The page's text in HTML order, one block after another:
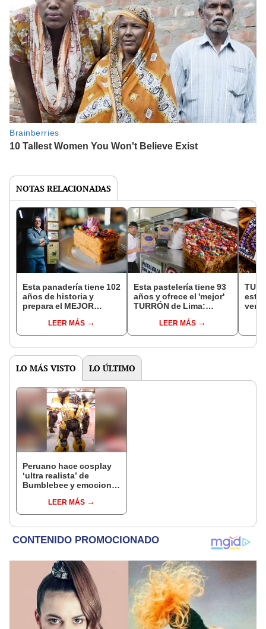
NOTAS RELACIONADAS
Esta panadería tiene 102
años de historia y
prepara el MEJOR
¿dónde queda?
LEER MÁS
Esta pastelería tiene 93
años y ofrece el 'mejor'
TURRÓN de Lima:
LEER MÁS
este
LO MÁS VISTO LO ÚLTIMO
Peruano hace cosplay
‘ultra realista’ de
Bumblebee y emociona
[VIDEO]LEER MÁS